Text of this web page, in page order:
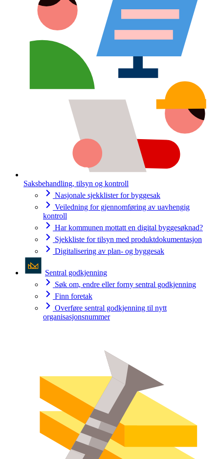
Saksbehandling, tilsyn og kontroll
Nasjonale sjekklister for byggesak
Veiledning for gjennomføring av uavhengig
kontroll
Har kommunen mottatt en digital byggesøknad?
Sjekkliste for tilsyn med produktdokumentasjon
Digitalisering av plan- og byggesak
Sentral godkjenning
Søk om, endre eller forny sentral godkjenning
Finn foretak
Overføre sentral godkjenning til nytt
organisasjonsnummer